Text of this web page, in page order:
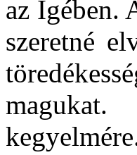
az Igében.
szeretné